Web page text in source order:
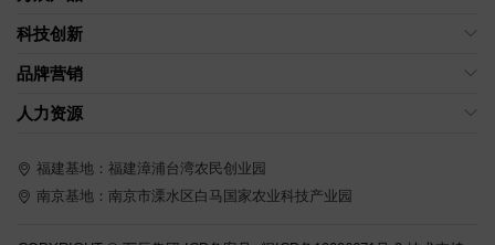
科技创新
品牌营销
人力资源
福建基地：福建漳浦台湾农民创业园
南京基地：南京市溧水区白马国家农业科技产业园